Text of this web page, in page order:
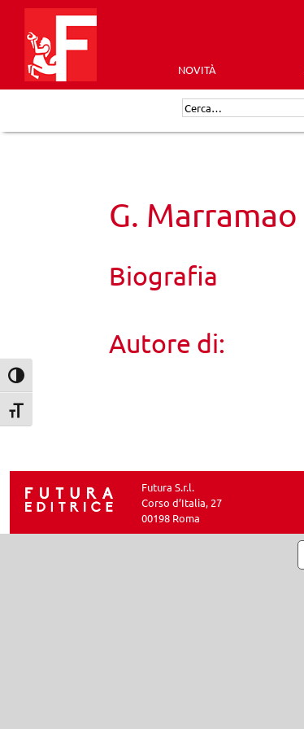
Attiva/disattiva alto contrasto
Attiva/disattiva dimensione testo
content
Futura
Editrice
NOVITÀ
Cerca:
G. Marramao
Biografia
Autore di:
Futura S.r.l.
Corso d’Italia, 27
00198 Roma